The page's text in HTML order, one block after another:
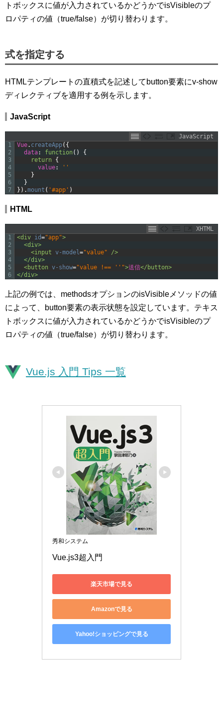
トボックスに値が入力されているかどうかでisVisibleのプ
ロパティの値（true/false）が切り替わります。
式を指定する
HTMLテンプレートの直積式を記述してbutton要素にv-show
ディレクティブを適用する例を示します。
JavaScript
JavaScript
1
2
3
4
5
6
7
Vue. createApp( {
data: function ( )
{
return
{
value:
''
}
}
} ) .mount ( '#app' )
HTML
XHTML
1
2
3
4
5
6
<div id="app">
<div>
<input v-model="value" />
</div>
<button v-show="value !== ''">送信</button>
</div>
上記の例では、methodsオプションのisVisibleメソッドの値
によって、button要素の表示状態を設定しています。テキス
トボックスに値が入力されているかどうかでisVisibleのプ
ロパティの値（true/false）が切り替わります。
Vue.js 入門 Tips 一覧
秀和システム
Vue.js3超入門
楽天市場で見る
Amazonで見る
Yahoo!ショッピングで見る